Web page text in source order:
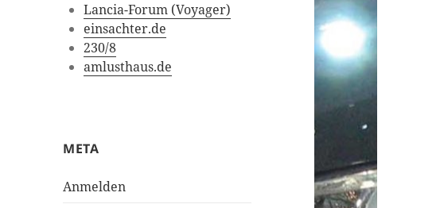
Lancia-Forum (Voyager)
einsachter.de
230/8
amlusthaus.de
META
Anmelden